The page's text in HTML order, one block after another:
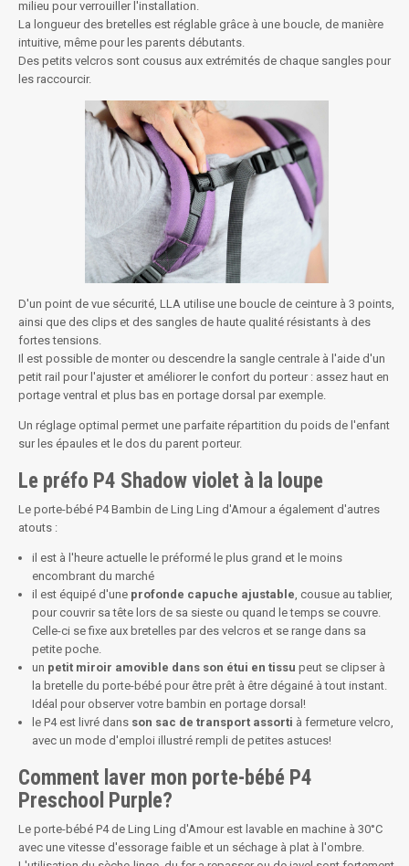
milieu pour verrouiller l'installation.
La longueur des bretelles est réglable grâce à une boucle, de manière
intuitive, même pour les parents débutants.
Des petits velcros sont cousus aux extrémités de chaque sangles pour
les raccourcir.
D'un point de vue sécurité, LLA utilise une boucle de ceinture à 3 points,
ainsi que des clips et des sangles de haute qualité résistants à des
fortes tensions.
Il est possible de monter ou descendre la sangle centrale à l'aide d'un
petit rail pour l'ajuster et améliorer le confort du porteur : assez haut en
portage ventral et plus bas en portage dorsal par exemple.
Un réglage optimal permet une parfaite répartition du poids de l'enfant
sur les épaules et le dos du parent porteur.
Le préfo P4 Shadow violet à la loupe
Le porte-bébé P4 Bambin de Ling Ling d'Amour a également d'autres
atouts :
il est à l'heure actuelle le préformé le plus grand et le moins
encombrant du marché
il est équipé d'une profonde capuche ajustable, cousue au tablier,
pour couvrir sa tête lors de sa sieste ou quand le temps se couvre.
Celle-ci se fixe aux bretelles par des velcros et se range dans sa
petite poche.
un petit miroir amovible dans son étui en tissu peut se clipser à
la bretelle du porte-bébé pour être prêt à être dégainé à tout instant.
Idéal pour observer votre bambin en portage dorsal!
le P4 est livré dans son sac de transport assorti à fermeture velcro,
avec un mode d'emploi illustré rempli de petites astuces!
Comment laver mon porte-bébé P4
Preschool Purple?
Le porte-bébé P4 de Ling Ling d'Amour est lavable en machine à 30°C
avec une vitesse d'essorage faible et un séchage à plat à l'ombre.